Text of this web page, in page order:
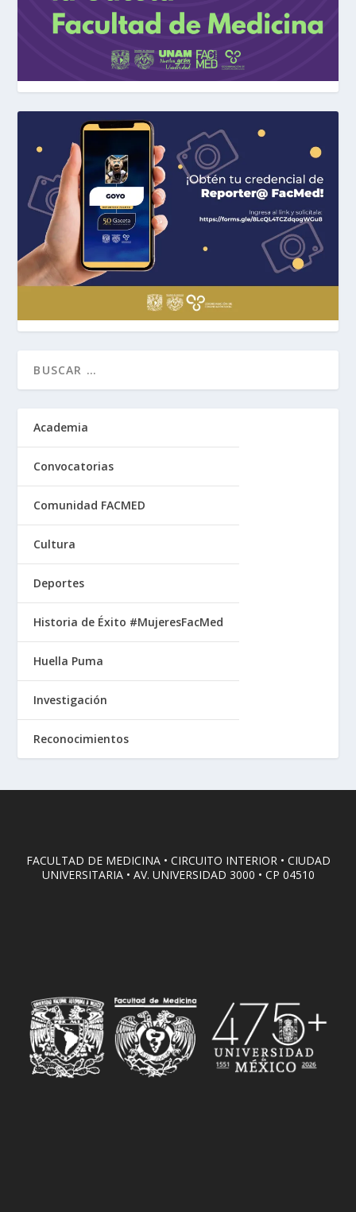
Academia
Convocatorias
Comunidad FACMED
Cultura
Deportes
Historia de Éxito #MujeresFacMed
Huella Puma
Investigación
Reconocimientos
FACULTAD DE MEDICINA • CIRCUITO INTERIOR • CIUDAD
UNIVERSITARIA • AV. UNIVERSIDAD 3000 • CP 04510